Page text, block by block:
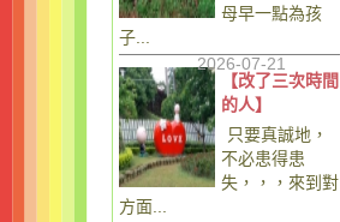
母早一點為孩
子...
2026-07-21
【改了三次時間
的人】
只要真誠地，
不必患得患
失，，，來到對
方面...